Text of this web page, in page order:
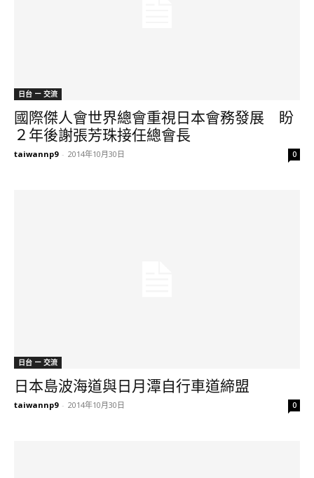
日台 ー 交流
國際傑人會世界總會重視日本會務發展 盼
２年後謝張芳珠接任總會長
taiwannp9 - 2014年10月30日 0
日台 ー 交流
日本島波海道與日月潭自行車道締盟
taiwannp9 - 2014年10月30日 0